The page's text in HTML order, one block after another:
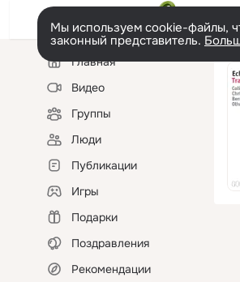
Мы используем cookie-файлы,
законный представитель.
Левая
колонкаГлавная
Видео
Группы
Люди
Публикации
Игры
Подарки
Поздравления
Рекомендации